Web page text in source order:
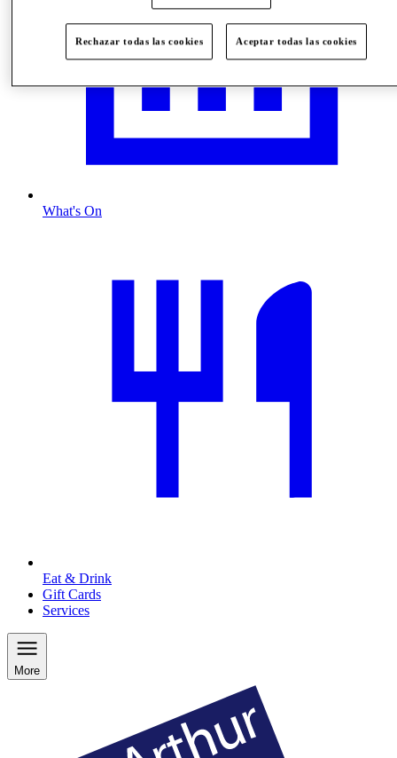
What's On
Eat & Drink
Gift Cards
Services
More
Rechazar todas las cookies Aceptar todas las cookies